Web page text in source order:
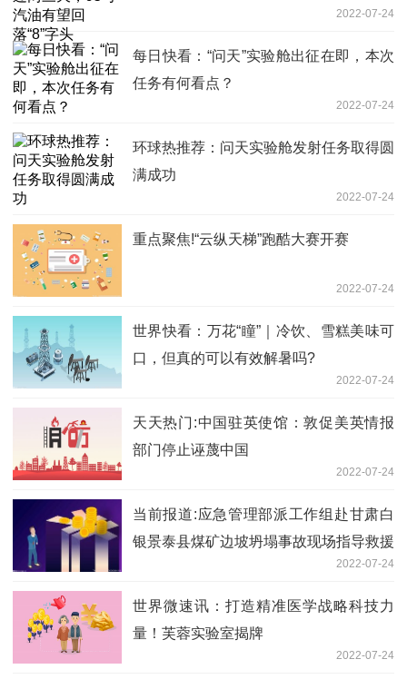
2022-07-24
每日快看：“问天”实验舱出征在即，本次
任务有何看点？
2022-07-24
环球热推荐：问天实验舱发射任务取得圆
满成功
2022-07-24
重点聚焦!“云纵天梯”跑酷大赛开赛
2022-07-24
世界快看：万花“瞳”｜冷饮、雪糕美味可
口，但真的可以有效解暑吗?
2022-07-24
天天热门:中国驻英使馆：敦促美英情报
部门停止诬蔑中国
2022-07-24
当前报道:应急管理部派工作组赴甘肃白
银景泰县煤矿边坡坍塌事故现场指导救援
2022-07-24
世界微速讯：打造精准医学战略科技力
量！芙蓉实验室揭牌
2022-07-24